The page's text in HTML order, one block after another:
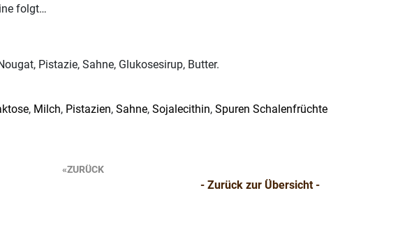
folgt…
Pistazie, Sahne, Glukosesirup, Butter.
, Milch, Pistazien, Sahne, Sojalecithin, Spuren Schalenfrüchte
ZURÜCK
- Zurück zur Übersicht -